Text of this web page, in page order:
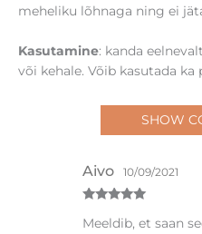
meheliku lõhnaga ning ei
Kasutamine: kanda
või kehale. Võib kasutada ka
SHOW
5/ 5
Aivo 10/09/2021
Meeldib, et saan